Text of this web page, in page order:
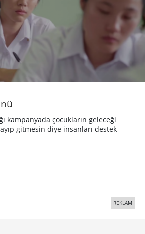
kampanyada çocukların geleceği
gitmesin diye insanları destek
REKLAM